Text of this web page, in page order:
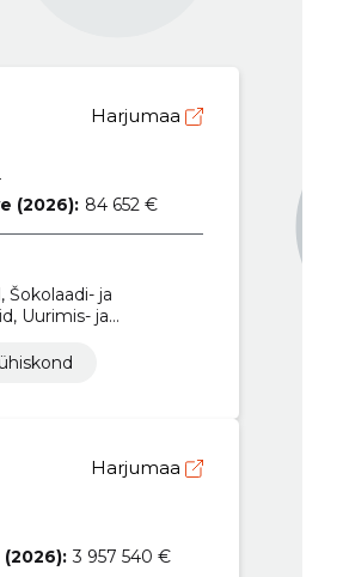
Harjumaa
(2026): 84 652 €
Šokolaadi- ja
Uurimis- ja
Serverid,
Harjumaa
3 957 540 €